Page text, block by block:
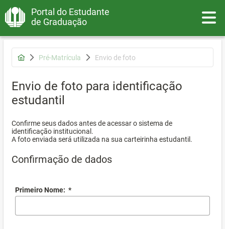
Portal do Estudante
de Graduação
Pré-Matrícula Envio de foto
Envio de foto para identificação
estudantil
Confirme seus dados antes de acessar o sistema de
identificação institucional.
A foto enviada será utilizada na sua carteirinha estudantil.
Confirmação de dados
Primeiro Nome: *